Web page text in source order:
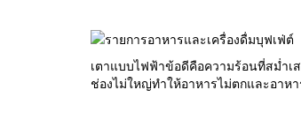
เตาแบบไฟฟ้าข้อดีคือความร้อนที่สม่ำเ
ช่องไม่ใหญ่ทำให้อาหารไม่ตกและอาห